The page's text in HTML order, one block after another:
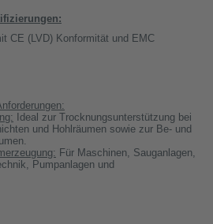
CE (LVD) Konformität und EMC
Ideal zur Trocknungsunterstützung bei
und Hohlräumen sowie zur Be- und
Für Maschinen, Sauganlagen,
Pumpanlagen und